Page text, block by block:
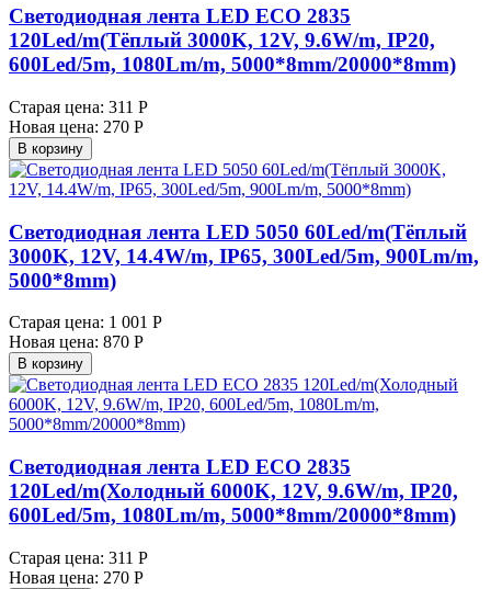
Светодиодная лента LED ECO 2835
120Led/m(Тёплый 3000K, 12V, 9.6W/m, IP20,
600Led/5m, 1080Lm/m, 5000*8mm/20000*8mm)
Старая цена: 311 Р
Новая цена: 270 Р
В корзину
Светодиодная лента LED 5050 60Led/m(Тёплый
3000K, 12V, 14.4W/m, IP65, 300Led/5m, 900Lm/m,
5000*8mm)
Старая цена: 1 001 Р
Новая цена: 870 Р
В корзину
Светодиодная лента LED ECO 2835
120Led/m(Холодный 6000K, 12V, 9.6W/m, IP20,
600Led/5m, 1080Lm/m, 5000*8mm/20000*8mm)
Старая цена: 311 Р
Новая цена: 270 Р